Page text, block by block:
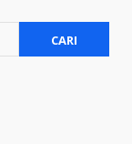
CARI